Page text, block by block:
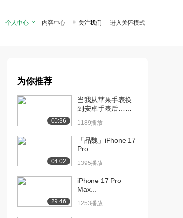
个人中心  内容中心  关注我们 进入关怀模式
为你推荐
00:36
当我从苹果手表换
到安卓手表后……
1189播放
04:02
「品魏」iPhone 17
Pro...
1395播放
29:46
iPhone 17 Pro
Max...
1253播放